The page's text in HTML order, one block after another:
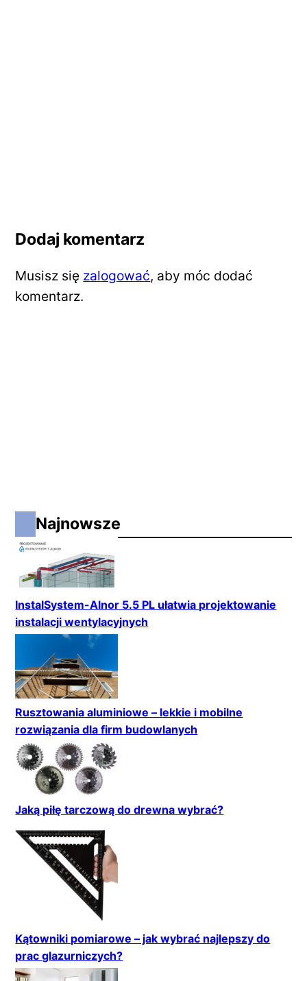
Dodaj komentarz
Musisz się zalogować, aby móc dodać
komentarz.
Najnowsze
InstalSystem-Alnor 5.5 PL ułatwia projektowanie
instalacji wentylacyjnych
Rusztowania aluminiowe – lekkie i mobilne
rozwiązania dla firm budowlanych
Jaką piłę tarczową do drewna wybrać?
Kątowniki pomiarowe – jak wybrać najlepszy do
prac glazurniczych?